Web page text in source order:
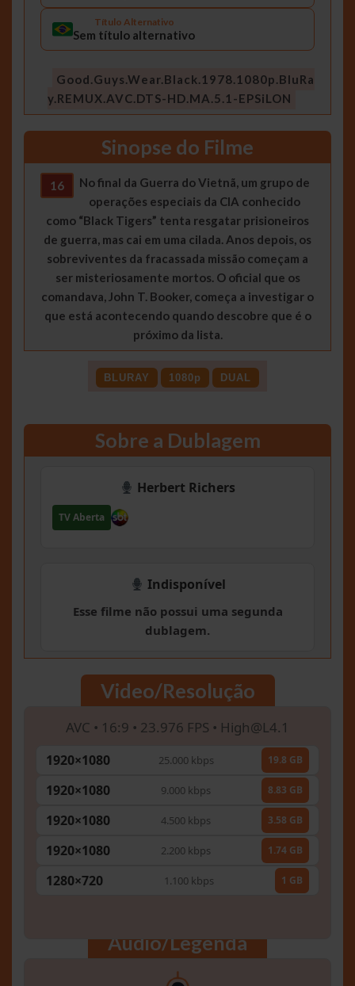
Título Alternativo
Sem título alternativo
Good.Guys.Wear.Black.1978.1080p.BluRa
y.REMUX.AVC.DTS-HD.MA.5.1-EPSiLON
Sinopse do Filme
16
No final da Guerra do Vietnã, um grupo de
operações especiais da CIA conhecido
como “Black Tigers” tenta resgatar prisioneiros
de guerra, mas cai em uma cilada. Anos depois, os
sobreviventes da fracassada missão começam a
ser misteriosamente mortos. O oficial que os
comandava, John T. Booker, começa a investigar o
que está acontecendo quando descobre que é o
próximo da lista.
BLURAY 1080p DUAL
Sobre a Dublagem
Herbert Richers
TV Aberta
Indisponível
Esse filme não possui uma segunda
dublagem.
Video/Resolução
AVC • 16:9 • 23.976 FPS • High@L4.1
1920×1080 25.000 kbps 19.8 GB
1920×1080 9.000 kbps 8.83 GB
1920×1080 4.500 kbps 3.58 GB
1920×1080 2.200 kbps 1.74 GB
1280×720 1.100 kbps 1 GB
Áudio/Legenda